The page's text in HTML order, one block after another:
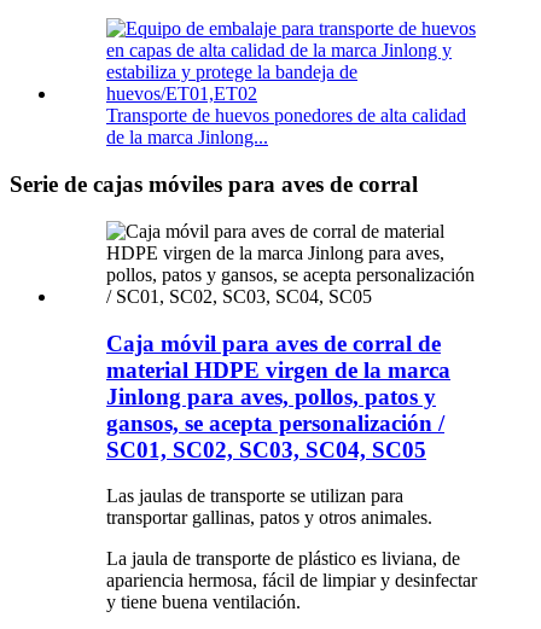
Transporte de huevos ponedores de alta calidad
de la marca Jinlong...
Serie de cajas móviles para aves de corral
Caja móvil para aves de corral de
material HDPE virgen de la marca
Jinlong para aves, pollos, patos y
gansos, se acepta personalización /
SC01, SC02, SC03, SC04, SC05
Las jaulas de transporte se utilizan para
transportar gallinas, patos y otros animales.
La jaula de transporte de plástico es liviana, de
apariencia hermosa, fácil de limpiar y desinfectar
y tiene buena ventilación.